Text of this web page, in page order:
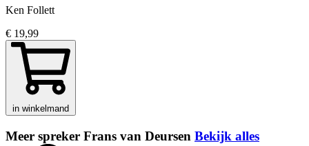
Ken Follett
€ 19,99
in winkelmand
Meer spreker Frans van Deursen Bekijk alles